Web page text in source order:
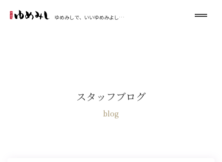
ゆめみしで、いいゆめみよし…
スタッフブログ
blog